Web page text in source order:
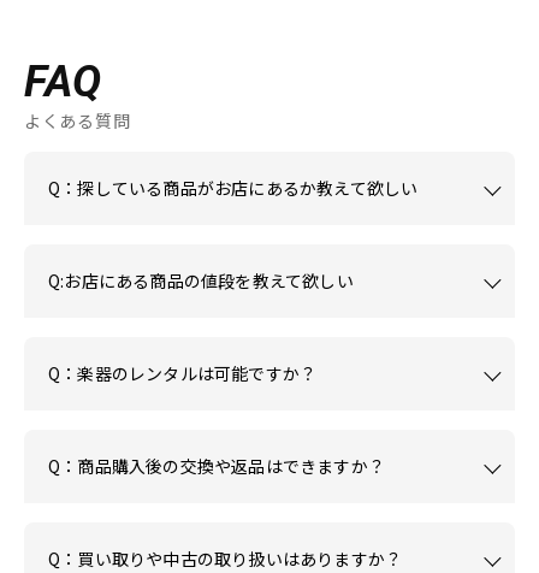
FAQ
よくある質問
Q：探している商品がお店にあるか教えて欲しい
Q:お店にある商品の値段を教えて欲しい
Q：楽器のレンタルは可能ですか？
Q：商品購入後の交換や返品はできますか？
Q：買い取りや中古の取り扱いはありますか？